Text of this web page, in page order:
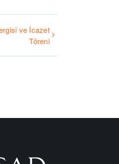
ve İcazet
Töreni